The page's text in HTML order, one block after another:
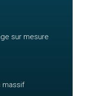
sur mesure
massif